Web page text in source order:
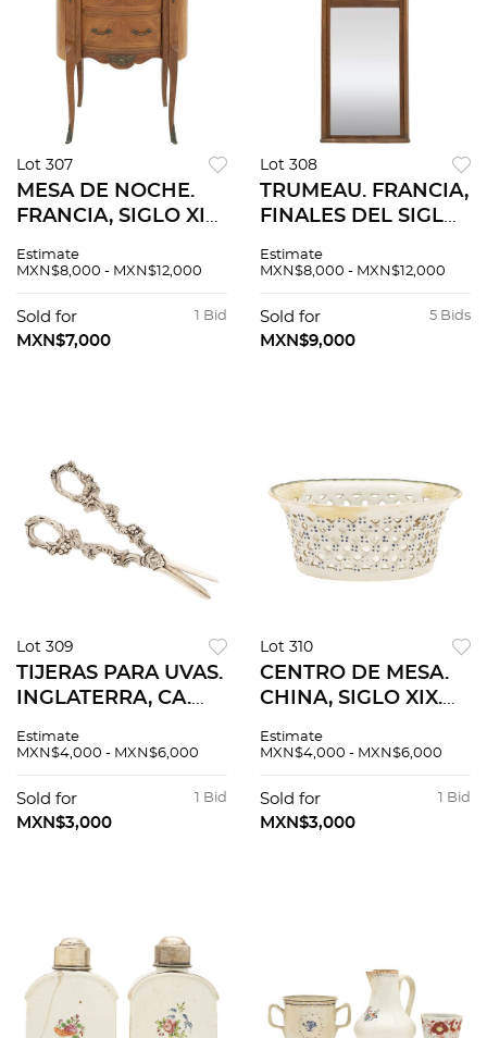
Lot 307
MESA DE NOCHE.
FRANCIA, SIGLO XIX.
enchapada con
cubierta de mármol
y guarniciones de
Estimate
MXN$8,000 - MXN$12,000
1 Bid
Sold for
MXN$7,000
Lot 308
TRUMEAU. FRANCIA,
FINALES DEL SIGLO
aplicaciones de
rectangular.
Decorado motivos
Estimate
MXN$8,000 - MXN$12,000
5 Bids
Sold for
MXN$9,000
Lot 309
TIJERAS PARA UVAS.
INGLATERRA, CA.
metal plateado con
del orfebre William
Hutton. 18 cm.
Estimate
MXN$4,000 - MXN$6,000
1 Bid
Sold for
MXN$3,000
Lot 310
CENTRO DE MESA.
CHINA, SIGLO XIX.
porcelana
INDIAS. 7 x 19 x 16.5
cm
Estimate
MXN$4,000 - MXN$6,000
1 Bid
Sold for
MXN$3,000